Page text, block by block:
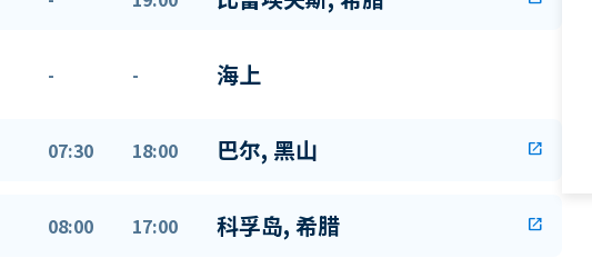
- - 海上
07:30 18:00 巴尔, 黑山 open_in_new
08:00 17:00 科孚岛, 希腊 open_in_new